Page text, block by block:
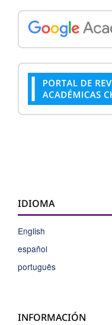
IDIOMA
English
español
português
INFORMACIÓN